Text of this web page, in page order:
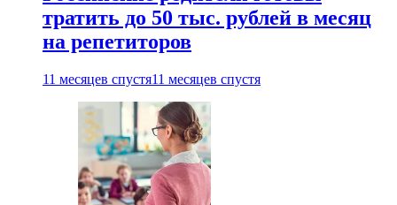
тратить до 50 тыс. рублей в месяц
на репетиторов
11 месяцев спустя11 месяцев спустя